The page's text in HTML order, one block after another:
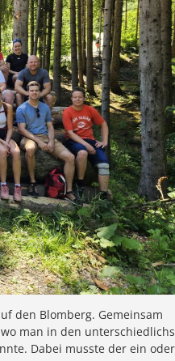
den Blomberg. Gemeinsam
man in den
Dabei musste der ein oder